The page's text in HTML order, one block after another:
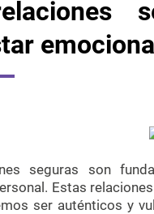
seguras son
Estas
ser auténticos y